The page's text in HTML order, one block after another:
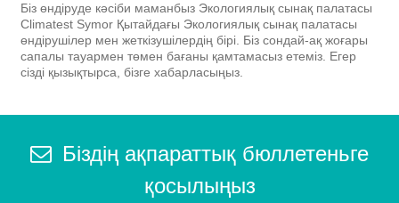
Біз өндіруде кәсіби маманбыз Экологиялық сынақ палатасы
Climatest Symor Қытайдағы Экологиялық сынақ палатасы
өндірушілер мен жеткізушілердің бірі. Біз сондай-ақ жоғары
сапалы тауармен төмен бағаны қамтамасыз етеміз. Егер
сізді қызықтырса, бізге хабарласыңыз.
Біздің ақпараттық бюллетеньге
қосылыңыз